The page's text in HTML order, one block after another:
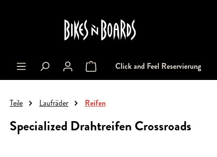
Warenkorb enthält 0 Positionen. Der
Click and Feel Reservierung
Teile Laufräder Reifen
Specialized Drahtreifen Crossroads